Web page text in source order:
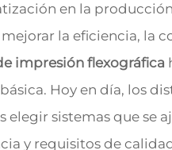
en la
la eficiencia, la
impresión flexográfica
Hoy en día, los
elegir sistemas que se
y requisitos de